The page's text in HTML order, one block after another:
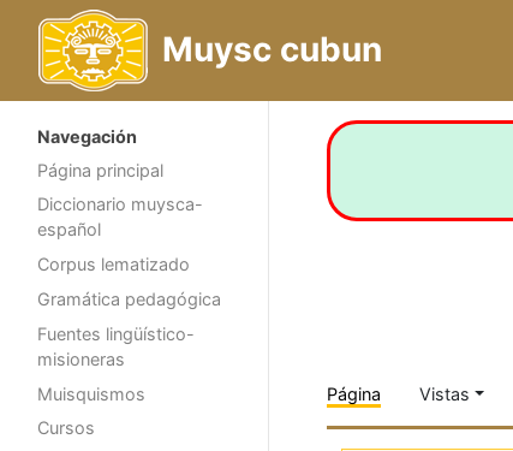
Muysc cubun
Navegación
Página principal
Diccionario muysca-
español
Corpus lematizado
Gramática pedagógica
Fuentes lingüístico-
misioneras
Muisquismos
Cursos
Página Vistas